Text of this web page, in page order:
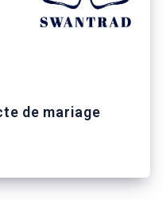
de mariage